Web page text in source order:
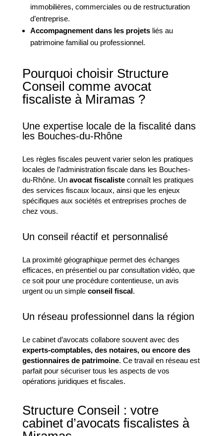
immobilières, commerciales ou de restructuration
d’entreprise.
Accompagnement dans les projetsliés au
patrimoine familial ou professionnel.
Pourquoi choisir Structure
Conseil comme avocat
fiscaliste à Miramas ?
Une expertise locale de la fiscalité dans
les Bouches-du-Rhône
Les règles fiscales peuvent varier selon les pratiques
locales de l’administration fiscale dans les Bouches-
du-Rhône. Un avocat fiscalisteconnaît les pratiques
des services fiscaux locaux, ainsi que les enjeux
spécifiques aux sociétés et entreprises proches de
chez vous.
Un conseil réactif et personnalisé
La proximité géographique permet des échanges
efficaces, en présentiel ou par consultation vidéo, que
ce soit pour une procédure contentieuse, un avis
urgent ou un simple conseil fiscal.
Un réseau professionnel dans la région
Le cabinet d’avocats collabore souvent avec des
experts-comptables, des notaires, ou encore des
gestionnaires de patrimoine. Ce travail en réseau est
parfait pour sécuriser tous les aspects de vos
opérations juridiques et fiscales.
Structure Conseil : votre
cabinet d’avocats fiscalistes à